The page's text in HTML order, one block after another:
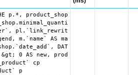
p.*, product_shop.*,
AS
pl.`link_rewrite`,
m.`name` AS manufacturer_name,
DATE_SUB("2026-08-08
&gt; 0 AS new, product_shop.price
cp
p